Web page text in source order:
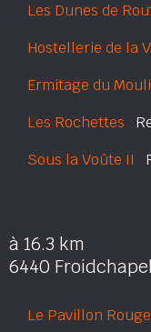
Les Dunes de
Hostellerie de la
Ermitage du
Les Rochettes
Sous la Voûte II
à 16.3 km
6440
Le Pavillon Rouge